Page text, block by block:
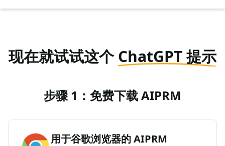
现在就试试这个ChatGPT 提示
步骤 1：免费下载 AIPRM
用于谷歌浏览器的 AIPRM